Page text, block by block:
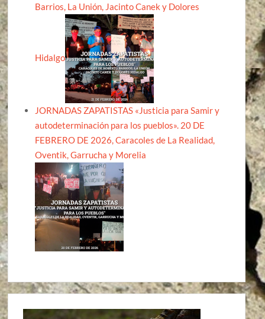
Barrios, La Unión, Jacinto Canek y Dolores
Hidalgo
JORNADAS ZAPATISTAS «Justicia para Samir y
autodeterminación para los pueblos». 20 DE
FEBRERO DE 2026, Caracoles de La Realidad,
Oventik, Garrucha y Morelia